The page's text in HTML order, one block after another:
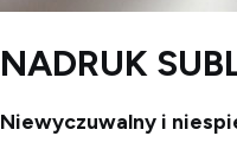
NADRUK
Niewyczuwalny i